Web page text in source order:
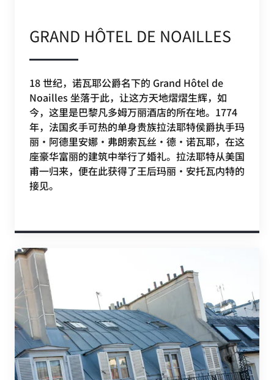
GRAND HÔTEL DE NOAILLES
18 世纪，诺瓦耶公爵名下的 Grand Hôtel de
Noailles 坐落于此，让这方天地熠熠生辉，如
今，这里是巴黎凡多姆万丽酒店的所在地。1774
年，法国炙手可热的单身贵族拉法耶特侯爵执手玛
丽·阿德里安娜·弗朗索瓦丝·德·诺瓦耶，在这
座豪华富丽的建筑中举行了婚礼。拉法耶特从美国
甫一归来，便在此获得了王后玛丽·安托瓦内特的
接见。